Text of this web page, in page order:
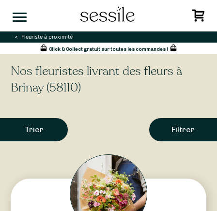
Fleuriste à proximité
Click & Collect gratuit sur toutes les commandes !
Nos fleuristes livrant des fleurs à
Brinay (58110)
Trier Filtrer